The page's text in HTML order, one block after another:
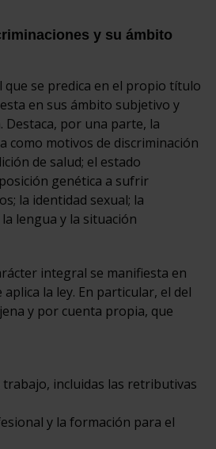
y su ámbito
que se predica en el propio título
en sus ámbito subjetivo y
Destaca, por una parte, la
como motivos de discriminación
de salud; el estado
genética a sufrir
la identidad sexual; la
lengua y la situación
integral se manifiesta en
la ley. En particular, el del
y por cuenta propia, que
trabajo, incluidas las retributivas
y la formación para el